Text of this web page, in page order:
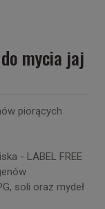
mycia jaj
piorących
- LABEL FREE
soli oraz mydeł